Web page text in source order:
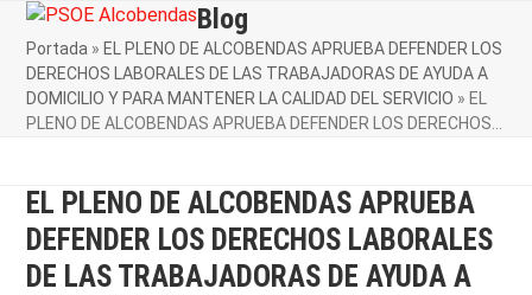
Skip
content
Open
mobile
menu
Close
mobile
menu
Blog
Portada » EL PLENO DE ALCOBENDAS APRUEBA DEFENDER LOS
DERECHOS LABORALES DE LAS TRABAJADORAS DE AYUDA A
DOMICILIO Y PARA MANTENER LA CALIDAD DEL SERVICIO » EL
PLENO DE ALCOBENDAS APRUEBA DEFENDER LOS DERECHOS…
EL PLENO DE ALCOBENDAS APRUEBA
DEFENDER LOS DERECHOS LABORALES
DE LAS TRABAJADORAS DE AYUDA A